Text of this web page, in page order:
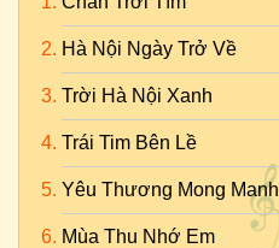
Hà Nội Ngày Trở Về
Trời Hà Nội Xanh
Trái Tim Bên Lề
Yêu Thương Mong Manh
Mùa Thu Nhớ Em